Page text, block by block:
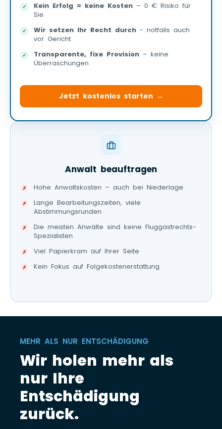
Kein Erfolg = keine Kosten – 0 € Risiko für
Sie
Wir setzen Ihr Recht durch - notfalls auch
vor Gericht
Transparente, fixe Provision – keine
Überraschungen
Jetzt kostenlos starten →
Anwalt beauftragen
Hohe Anwaltskosten – auch bei Niederlage
Lange Bearbeitungszeiten, viele
Abstimmungsrunden
Die meisten Anwälte sind keine Fluggastrechts-
Spezialisten
Viel Papierkram auf Ihrer Seite
Kein Fokus auf Folgekostenerstattung
MEHR ALS NUR ENTSCHÄDIGUNG
Wir holen mehr als
nur Ihre
Entschädigung
zurück.